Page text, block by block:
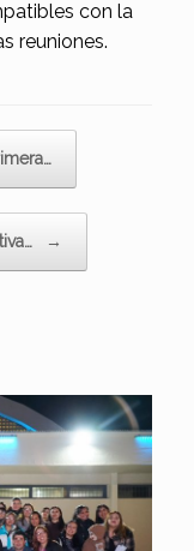
con la
reuniones.
→